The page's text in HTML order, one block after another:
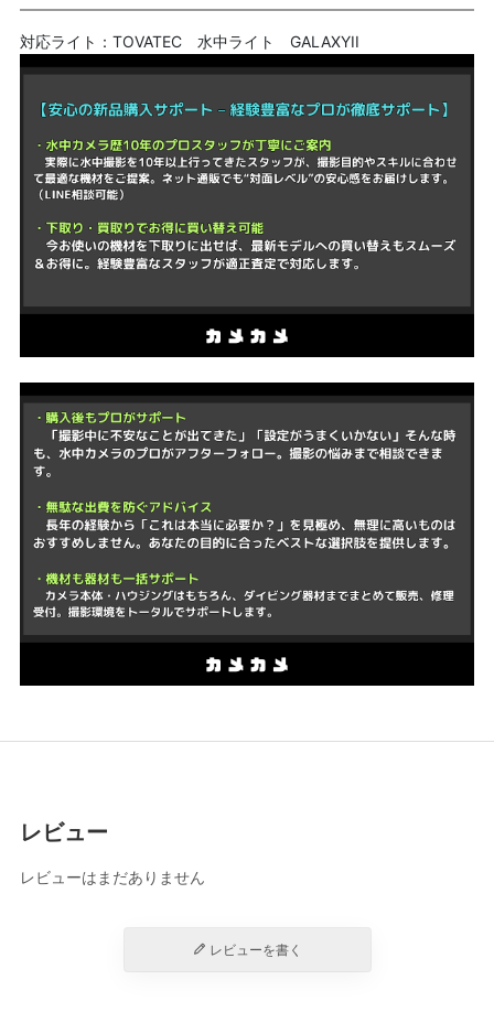
対応ライト：TOVATEC 水中ライト GALAXYII
レビュー
レビューはまだありません
レビューを書く